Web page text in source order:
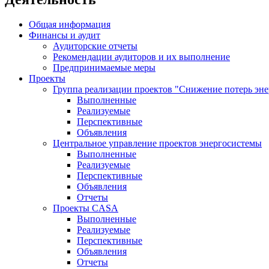
Общая информация
Финансы и аудит
Аудиторские отчеты
Рекомендации аудиторов и их выполнение
Предпринимаемые меры
Проекты
Группа реализации проектов "Снижение потерь
Выполненные
Реализуемые
Перспективные
Объявления
Центральное управление проектов энергосистемы
Выполненные
Реализуемые
Перспективные
Объявления
Отчеты
Проекты CASA
Выполненные
Реализуемые
Перспективные
Объявления
Отчеты